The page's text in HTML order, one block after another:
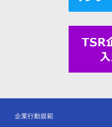
企業行動規範